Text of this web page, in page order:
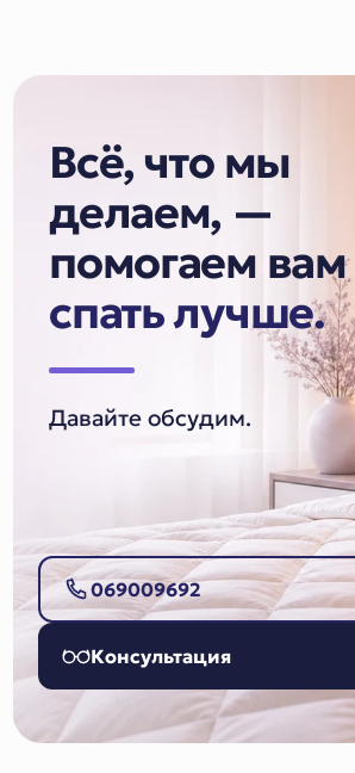
Всё, что мы
делаем, —
помогаем вам
спать лучше.
Давайте обсудим.
069009692
Консультация